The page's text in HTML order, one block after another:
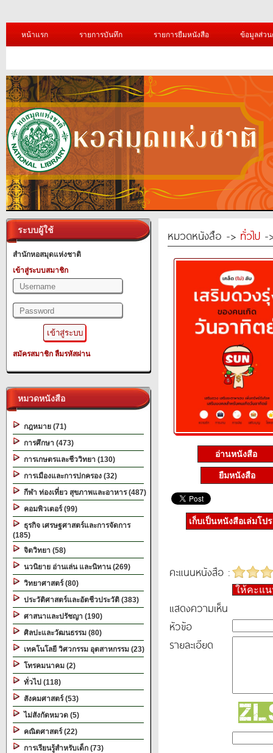
หน้าแรก รายการบันทึก รายการยืมหนังสือ ข้อมูลส่ว
ระบบผู้ใช้
สำนักหอสมุดแห่งชาติ
เข้าสู่ระบบสมาชิก
สมัครสมาชิก ลืมรหัสผ่าน
หมวดหนังสือ
กฎหมาย (71)
การศึกษา (473)
การเกษตรและชีววิทยา (130)
การเมืองและการปกครอง (32)
กีฬา ท่องเที่ยว สุขภาพและอาหาร (487)
คอมพิวเตอร์ (99)
ธุรกิจ เศรษฐศาสตร์และการจัดการ
(185)
จิตวิทยา (58)
นวนิยาย อ่านเล่น และนิทาน (269)
วิทยาศาสตร์ (80)
ประวัติศาสตร์และอัตชีวประวัติ (383)
ศาสนาและปรัชญา (190)
ศิลปะและวัฒนธรรม (80)
เทคโนโลยี วิศวกรรม อุตสาหกรรม (23)
โทรคมนาคม (2)
ทั่วไป (118)
สังคมศาสตร์ (53)
ไม่สังกัดหมวด (5)
คณิตศาสตร์ (22)
การเรียนรู้สำหรับเด็ก (73)
หมวดหนังสือ -> ทั่วไป -
อ่านหนังสือ
ยืมหนังสือ
เก็บเป็นหนังสือเล่มโป
คะแนนหนังสือ :
ให้คะแ
แสดงความเห็น
หัวข้อ
รายละเอียด